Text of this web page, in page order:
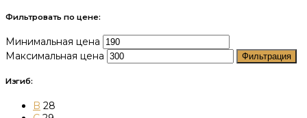
Фильтровать по цене:
Минимальная цена
Максимальная цена
Фильтрация
Изгиб:
B 28